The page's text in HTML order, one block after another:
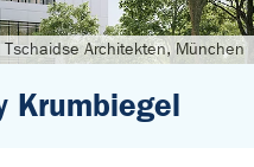
Architekten, München
Krumbiegel